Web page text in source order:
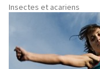
Insectes et acariens